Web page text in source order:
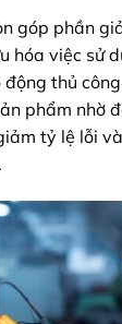
góp phần
hóa việc sử
thủ
phẩm nhờ
tỷ lệ lỗi